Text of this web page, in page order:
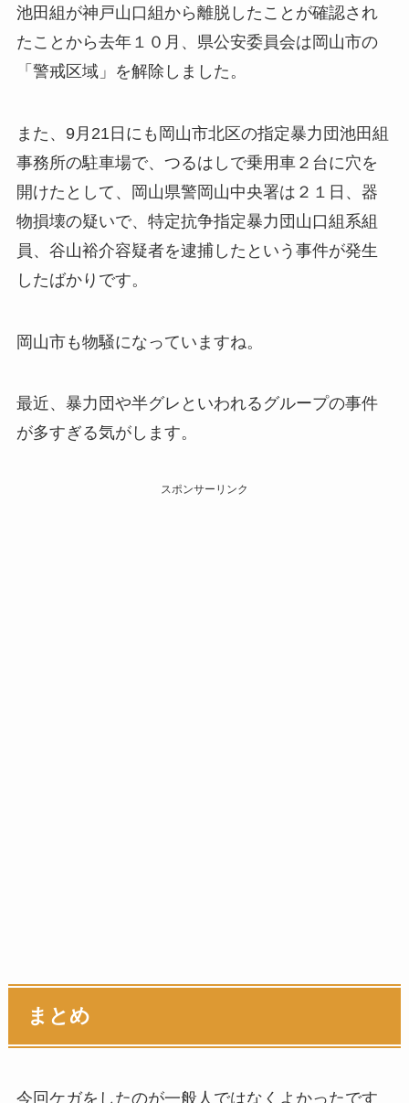
池田組が神戸山口組から離脱したことが確認され
たことから去年１０月、県公安委員会は岡山市の
「警戒区域」を解除しました。
また、9月21日にも岡山市北区の指定暴力団池田組
事務所の駐車場で、つるはしで乗用車２台に穴を
開けたとして、岡山県警岡山中央署は２１日、器
物損壊の疑いで、特定抗争指定暴力団山口組系組
員、谷山裕介容疑者を逮捕したという事件が発生
したばかりです。
岡山市も物騒になっていますね。
最近、暴力団や半グレといわれるグループの事件
が多すぎる気がします。
スポンサーリンク
まとめ
今回ケガをしたのが一般人ではなくよかったです